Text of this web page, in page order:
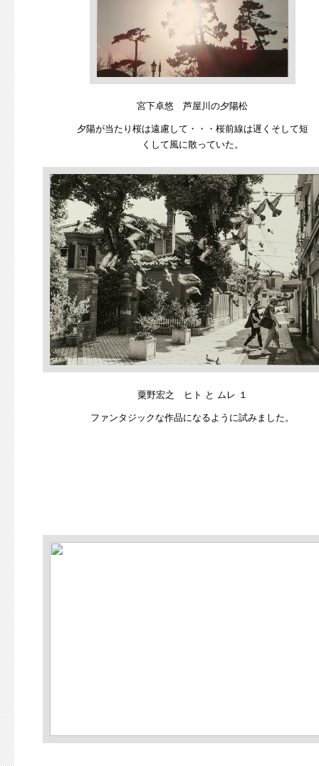
宮下卓悠 芦屋川の夕陽松
夕陽が当たり桜は遠慮して・・・桜前線は遅くそして短
くして風に散っていた。
粟野宏之 ヒト と ムレ １
ファンタジックな作品になるように試みました。